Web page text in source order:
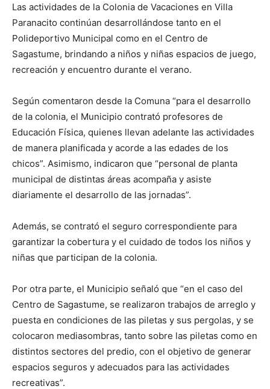
Las actividades de la Colonia de Vacaciones en Villa
Paranacito continúan desarrollándose tanto en el
Polideportivo Municipal como en el Centro de
Sagastume, brindando a niños y niñas espacios de juego,
recreación y encuentro durante el verano.
Según comentaron desde la Comuna “para el desarrollo
de la colonia, el Municipio contrató profesores de
Educación Física, quienes llevan adelante las actividades
de manera planificada y acorde a las edades de los
chicos”. Asimismo, indicaron que “personal de planta
municipal de distintas áreas acompaña y asiste
diariamente el desarrollo de las jornadas”.
Además, se contrató el seguro correspondiente para
garantizar la cobertura y el cuidado de todos los niños y
niñas que participan de la colonia.
Por otra parte, el Municipio señaló que “en el caso del
Centro de Sagastume, se realizaron trabajos de arreglo y
puesta en condiciones de las piletas y sus pergolas, y se
colocaron mediasombras, tanto sobre las piletas como en
distintos sectores del predio, con el objetivo de generar
espacios seguros y adecuados para las actividades
recreativas”.